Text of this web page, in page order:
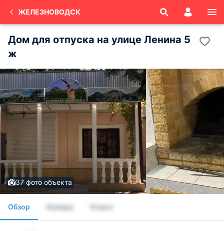
ЖЕЛЕЗНОВОДСК
Дом для отпуска на улице Ленина 5
ж
37 фото объекта
Обзор Номера Услуги